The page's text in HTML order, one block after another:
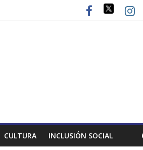
CULTURA INCLUSIÓN SOCIAL